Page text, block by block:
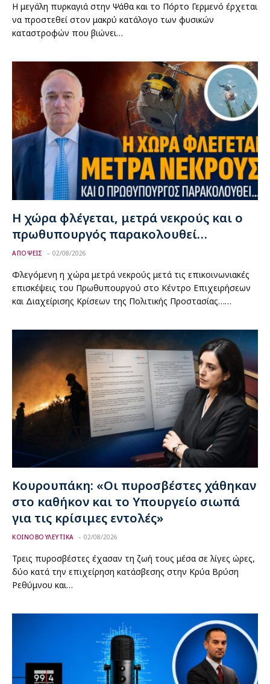
Η μεγάλη πυρκαγιά στην Ψάθα και το Πόρτο Γερμενό έρχεται
να προστεθεί στον μακρύ κατάλογο των φυσικών
καταστροφών που βιώνει…
Η χώρα φλέγεται, μετρά νεκρούς και ο
πρωθυπουργός παρακολουθεί…
ΑΠΟΨΕΙΣ 02/08/2026
Φλεγόμενη η χώρα μετρά νεκρούς μετά τις επικοινωνιακές
επισκέψεις του Πρωθυπουργού στο Κέντρο Επιχειρήσεων
και Διαχείρισης Κρίσεων της Πολιτικής Προστασίας……
Κουρουπάκη: «Οι πυροσβέστες χάθηκαν
στο καθήκον και το Υπουργείο σιωπά
για τις κρίσιμες εντολές»
ΚΟΙΝΟΒΟΥΛΕΥΤΙΚΑ 02/08/2026
Τρεις πυροσβέστες έχασαν τη ζωή τους μέσα σε λίγες ώρες,
δύο κατά την επιχείρηση κατάσβεσης στην Κρύα Βρύση
Ρεθύμνου και…